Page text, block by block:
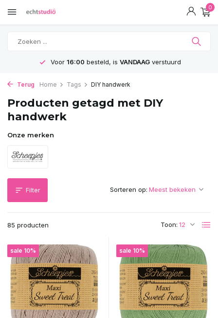
0
Voor 16:00 besteld, is VANDAAGverstuurd
Terug Home Tags DIY handwerk
Producten getagd met DIY
handwerk
Onze merken
Filter
85 producten Toon:
Sorteren op:
sale 10% sale 10%